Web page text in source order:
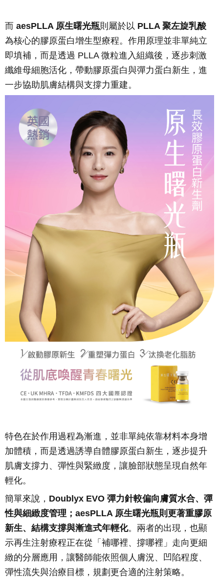
而 aesPLLA 原生曙光瓶則屬於以 PLLA 聚左旋乳酸
為核心的膠原蛋白增生型療程。作用原理並非單純立
即填補，而是透過 PLLA 微粒進入組織後，逐步刺激
纖維母細胞活化，帶動膠原蛋白與彈力蛋白新生，進
一步協助肌膚結構與支撐力重建。
特色在於作用過程為漸進，並非單純依靠材料本身增
加體積，而是透過誘導自體膠原蛋白新生，逐步提升
肌膚支撐力、彈性與緊緻度，讓臉部狀態呈現自然年
輕化。
簡單來說， Doublyx EVO 彈力針較偏向膚質水合、彈
性與細緻度管理；aesPLLA 原生曙光瓶則更著重膠原
新生、結構支撐與漸進式年輕化。兩者的出現，也顯
示再生注射療程正在從「補哪裡、撐哪裡」走向更細
緻的分層應用，讓醫師能依照個人膚況、凹陷程度、
彈性流失與治療目標，規劃更合適的注射策略。